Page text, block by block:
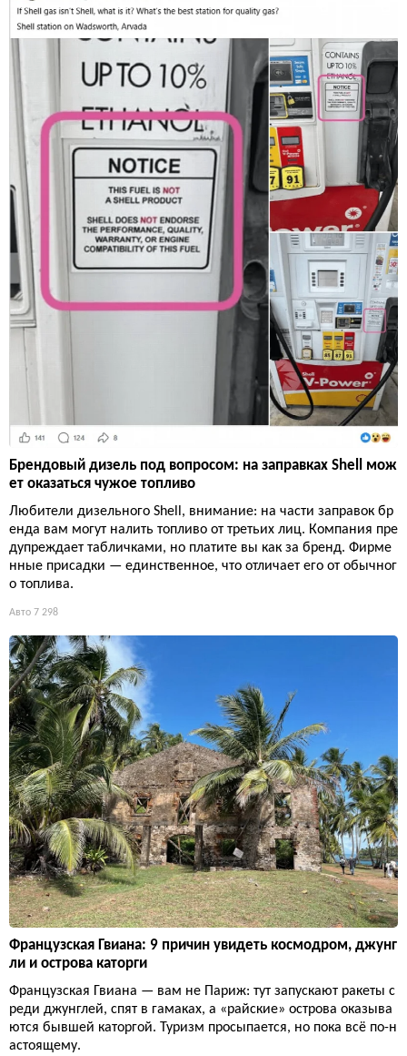
Брендовый дизель под вопросом: на заправках Shell мож
ет оказаться чужое топливо
Любители дизельного Shell, внимание: на части заправок бр
енда вам могут налить топливо от третьих лиц. Компания пре
дупреждает табличками, но платите вы как за бренд. Фирме
нные присадки — единственное, что отличает его от обычног
о топлива.
Авто 7 298
Французская Гвиана: 9 причин увидеть космодром, джунг
ли и острова каторги
Французская Гвиана — вам не Париж: тут запускают ракеты с
реди джунглей, спят в гамаках, а «райские» острова оказыва
ются бывшей каторгой. Туризм просыпается, но пока всё по-н
астоящему.